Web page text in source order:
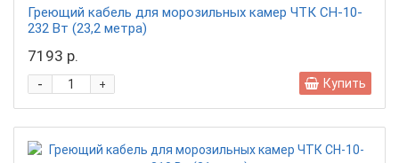
Греющий кабель для морозильных камер ЧТК СН-10-
232 Вт (23,2 метра)
7193 р.
+
- Купить